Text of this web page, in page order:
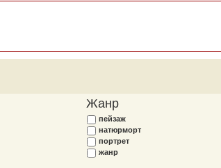
Жанр
пейзаж
натюрморт
портрет
жанр